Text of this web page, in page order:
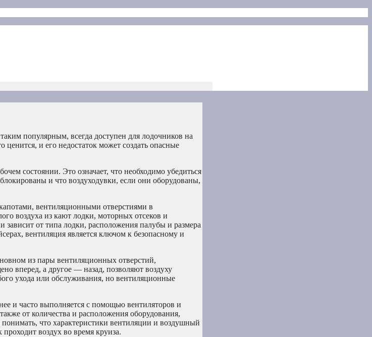
популярным, всегда доступен для лодочников на
и его недостаток может создать опасные
состоянии. Это означает, что необходимо убедиться
и что воздуходувки, если они оборудованы,
вентиляционными отверстиями в
воздуха из кают лодки, моторных отсеков и
от типа лодки, расположения палубы и размера
вентиляция является ключом к безопасному и
из пары вентиляционных отверстий,
вперед, а другое — назад, позволяют воздуху
ухода или обслуживания, но вентиляционные
и часто выполняется с помощью вентиляторов и
от количества и расположения оборудования,
что характеристики вентиляции и воздушный
проходит воздух во время круиза.